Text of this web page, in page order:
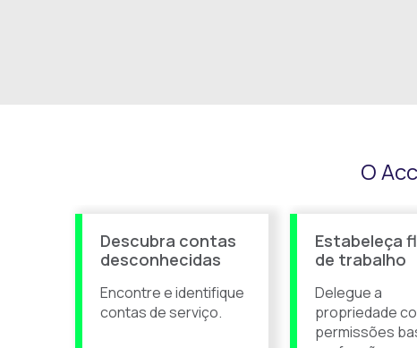
O
Descubra contas
desconhecidas
Encontre e identifique
contas de serviço.
Estabeleça
de trabalho
Delegue a
propriedade
permissões